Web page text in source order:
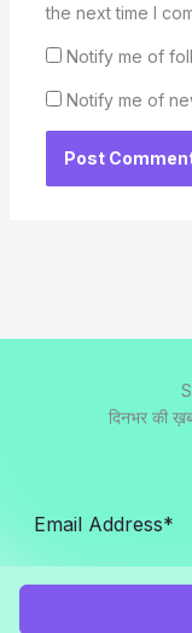
the next time I
Notify me of
Notify me of
दिनभर की